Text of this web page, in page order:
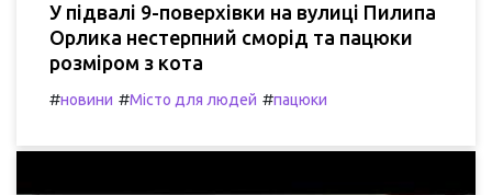
У підвалі 9-поверхівки на вулиці Пилипа
Орлика нестерпний сморід та пацюки
розміром з кота
#новини #Місто для людей #пацюки